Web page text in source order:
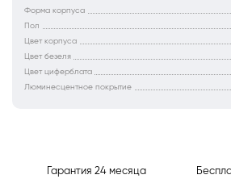
Форма корпуса
Пол
Цвет корпуса
Цвет безеля
Цвет циферблата
Люминесцентное покрытие
Гарантия 24 месяца